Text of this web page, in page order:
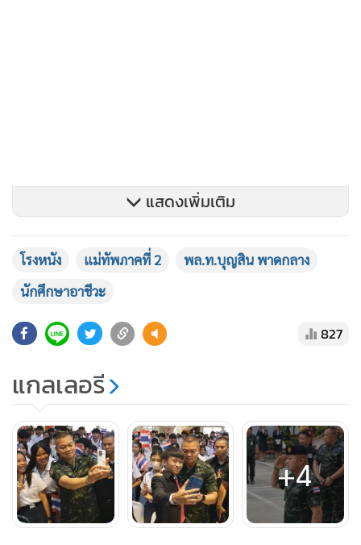
หนึ่งว่า เราสำนึกถึงบุญคุณเหล่านี้หรือไม่ ถึงเวลาร้องเพลงชาติ
แผ่นดินอยู่ เขาจำเพลงชาติของตัวเองแทบไม่ได้ บางประเทศ
บ้านแตกสาแหรกขาด แล้วพวกเรายังอายอยู่หรือที่จะร้องเพลง
ชาติในโรงหนัง อายเหลือเกินที่ร้องเพลงสรรเสริญพระบารมี
พระเจ้าอยู่หัว บรรพบุรุษของเรารักษาแผ่นดินไว้ อายเหลือเกินที่
จะร้องเพลงเทิดทูนพระองค์ท่าน แม่ทัพเข้าไปในโรงหนังมีคนยืน
อยู่ไม่เกิน 5 คน หนึ่งในนั้นก็คือแม่ทัพด้วย กูจะไปอายทำไม
บรรพบุรุษกูเป็นแบบนี้ พวกท่านไม่ยืนไม่เป็นไร ผมยืนเอง สักวัน
แสดงเพิ่มเติม
โรงหนัง แม่ทัพภาคที่ 2
พล.ท.บุญสิน พาดกลาง
นักศึกษาอาชีวะ
827
แกลเลอรี
+4